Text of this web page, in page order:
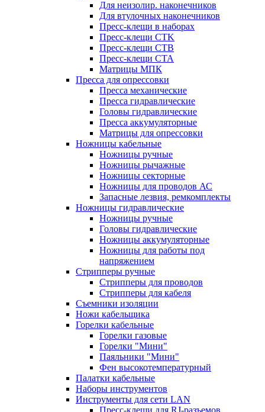
Для неизолир. наконечников
Для втулочных наконечников
Пресс-клещи в наборах
Пресс-клещи CTK
Пресс-клещи CTB
Пресс-клещи CTA
Матрицы МПК
Пресса для опрессовки
Пресса механические
Пресса гидравлические
Головы гидравлические
Пресса аккумуляторные
Матрицы для опрессовки
Ножницы кабельные
Ножницы ручные
Ножницы рычажные
Ножницы секторные
Ножницы для проводов АС
Запасные лезвия, ремкомплекты
Ножницы гидравлические
Ножницы ручные
Головы гидравлические
Ножницы аккумуляторные
Ножницы для работы под
напряжением
Стрипперы ручные
Стрипперы для проводов
Стрипперы для кабеля
Съемники изоляции
Ножи кабельщика
Горелки кабельные
Горелки газовые
Горелки "Мини"
Паяльники "Мини"
Фен высокотемпературный
Палатки кабельные
Наборы инструментов
Инструменты для сети LAN
Пресс-клещи для RJ-разъемов